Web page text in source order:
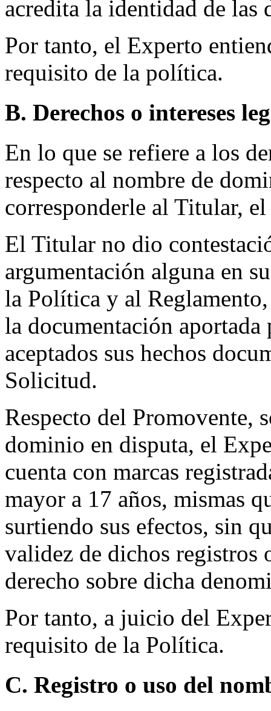
acredita la identidad de las
Por tanto, el Experto
requisito de la política.
B. Derechos o intereses
En lo que se refiere a los
respecto al nombre de
corresponderle al Titular,
El Titular no dio
argumentación alguna en
la Política y al
la documentación
aceptados sus hechos
Solicitud.
Respecto del Promovente,
dominio en disputa, el
cuenta con marcas
mayor a 17 años, mismas
surtiendo sus efectos, sin
validez de dichos registros
derecho sobre dicha
Por tanto, a juicio del
requisito de la Política.
C. Registro o uso del